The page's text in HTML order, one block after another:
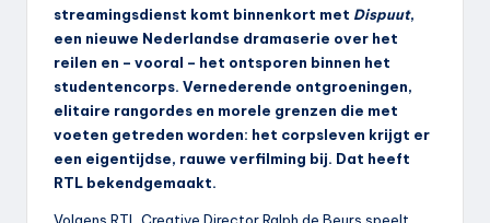
streamingsdienst komt binnenkort met Dispuut,
een nieuwe Nederlandse dramaserie over het
reilen en – vooral – het ontsporen binnen het
studentencorps. Vernederende ontgroeningen,
elitaire rangordes en morele grenzen die met
voeten getreden worden: het corpsleven krijgt er
een eigentijdse, rauwe verfilming bij. Dat heeft
RTL bekendgemaakt.